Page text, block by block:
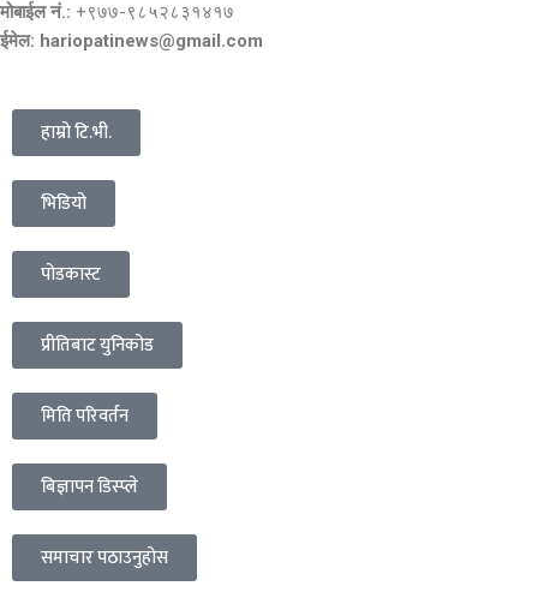
मोबाईल नं.: +९७७-९८५२८३१४१७
ईमेल: hariopatinews@gmail.com
हाम्रो टि.भी.
भिडियो
पोडकास्ट
प्रीतिबाट युनिकोड
मिति परिवर्तन
बिज्ञापन डिस्प्ले
समाचार पठाउनुहोस